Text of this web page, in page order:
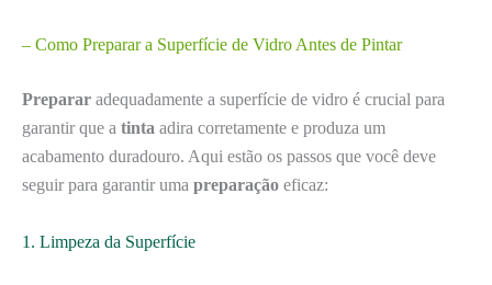
– Como Preparar a Superfície de Vidro Antes de Pintar
Preparar adequadamente a superfície de vidro é crucial para
garantir que a tinta adira corretamente e produza um
acabamento duradouro. Aqui estão os passos que você deve
seguir para garantir uma preparação eficaz:
1. Limpeza da Superfície